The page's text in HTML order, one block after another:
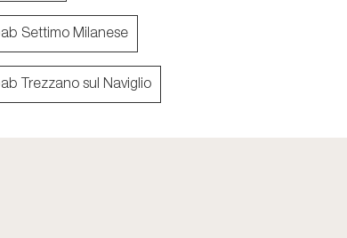
Settimo Milanese
Trezzano sul Naviglio